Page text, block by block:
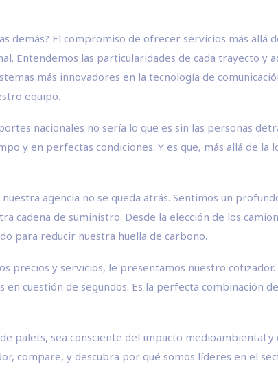
demás? El compromiso de ofrecer servicios más allá
Entendemos las particularidades de cada trayecto y
más innovadores en la tecnología de
equipo.
nacionales no sería lo que es sin las personas
y en perfectas condiciones. Y es que, más allá de la
agencia no se queda atrás. Sentimos un
cadena de suministro. Desde la elección de los
para reducir nuestra huella de carbono.
precios y servicios, le presentamos nuestro
cuestión de segundos. Es la perfecta combinación
palets, sea consciente del impacto medioambiental
compare, y descubra por qué somos líderes en el